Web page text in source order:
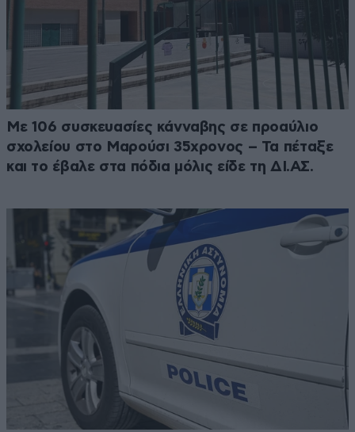
Με 106 συσκευασίες κάνναβης σε προαύλιο
σχολείου στο Μαρούσι 35χρονος – Τα πέταξε
και το έβαλε στα πόδια μόλις είδε τη ΔΙ.ΑΣ.